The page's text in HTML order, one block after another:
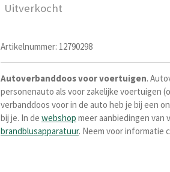
Uitverkocht
Artikelnummer: 12790298
Autoverbanddoos voor voertuigen.
personenauto als voor zakelijke voertuigen
verbanddoos voor in de auto heb je bij een
bij je. In de webshop meer aanbiedingen van
brandblusapparatuur. Neem voor informatie